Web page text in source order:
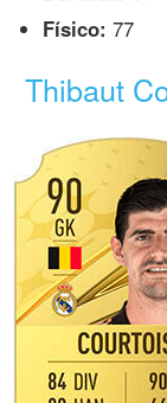
Físico: 77
Thibaut